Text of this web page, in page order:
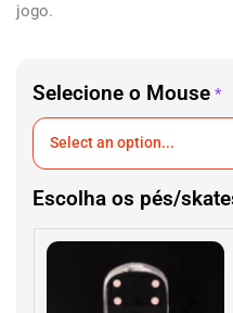
jogo.
Selecione o Mouse *
Escolha os pés/